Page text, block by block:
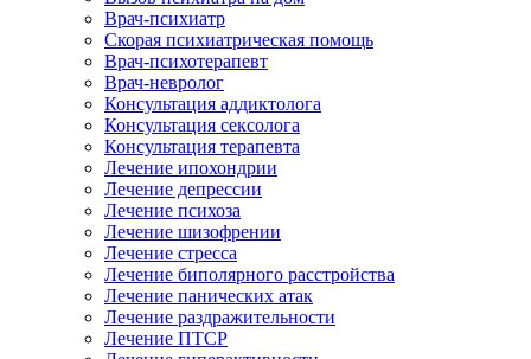
Врач-психиатр
Скорая психиатрическая помощь
Врач-психотерапевт
Врач-невролог
Консультация аддиктолога
Консультация сексолога
Консультация терапевта
Лечение ипохондрии
Лечение депрессии
Лечение психоза
Лечение шизофрении
Лечение стресса
Лечение биполярного расстройства
Лечение панических атак
Лечение раздражительности
Лечение ПТСР